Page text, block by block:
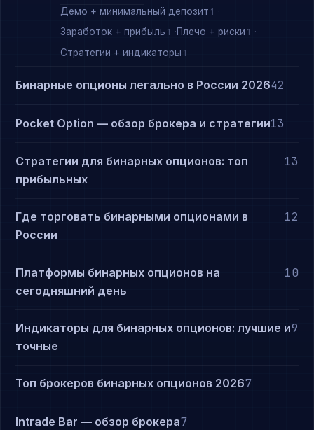
Демо + минимальный депозит 1
Заработок + прибыль 1 Плечо + риски 1
Стратегии + индикаторы 1
Бинарные опционы легально в России 202642
Pocket Option — обзор брокера и стратегии13
Стратегии для бинарных опционов: топ
прибыльных
13
Где торговать бинарными опционами в
России
12
Платформы бинарных опционов на
сегодняшний день
10
Индикаторы для бинарных опционов: лучшие и
точные
9
Топ брокеров бинарных опционов 20267
Intrade Bar — обзор брокера7